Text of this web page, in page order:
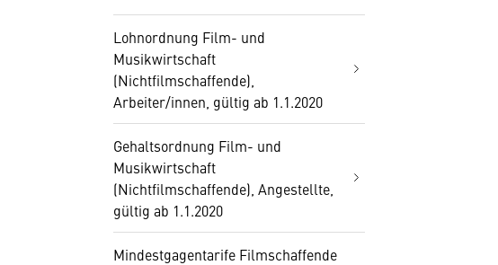
Lohnordnung Film- und
Musikwirtschaft
(Nichtfilmschaffende),
Arbeiter/innen, gültig ab 1.1.2020
Gehaltsordnung Film- und
Musikwirtschaft
(Nichtfilmschaffende), Angestellte,
gültig ab 1.1.2020
Mindestgagentarife Filmschaffende